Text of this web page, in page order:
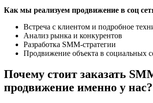
Как мы реализуем продвижение в соц
Встреча с клиентом и подробное
Анализ рынка и конкурентов
Разработка SMM-стратегии
Продвижение объекта в социальных
Почему стоит заказать
продвижение именно у нас?